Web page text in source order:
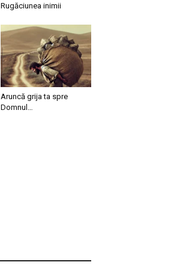
Rugăciunea inimii
Aruncă grija ta spre
Domnul…